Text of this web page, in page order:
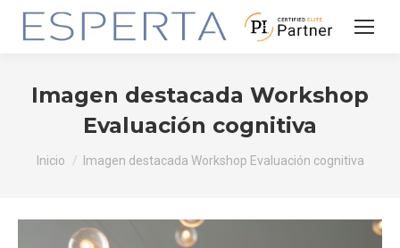
Imagen destacada Workshop
Evaluación cognitiva
Estás aquí:
Inicio Imagen destacada Workshop Evaluación cognitiva